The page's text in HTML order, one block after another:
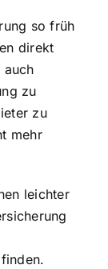
so früh
direkt
auch
zu
zu
mehr
leichter